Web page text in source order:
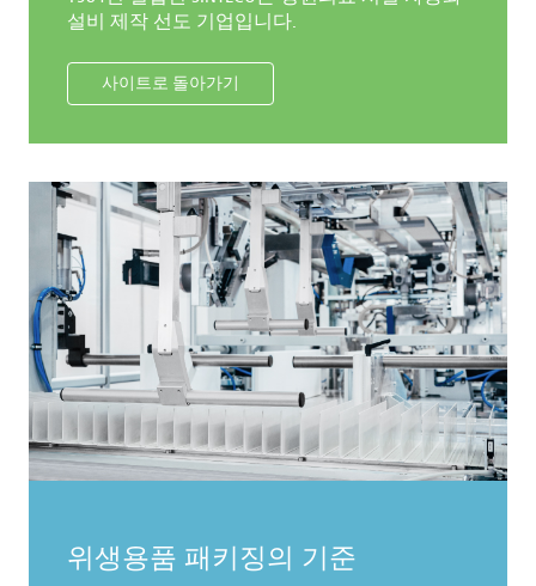
설비 제작 선도 기업입니다.
사이트로 돌아가기
위생용품 패키징의 기준